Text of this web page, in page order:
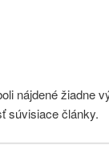
nájdené žiadne
súvisiace články.